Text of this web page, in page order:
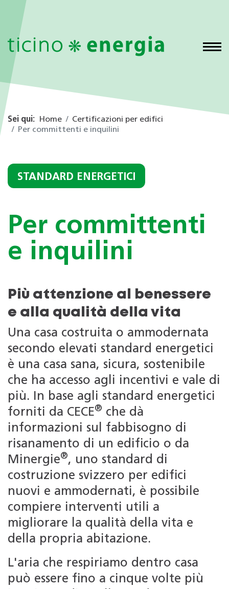
Sei qui: Home
Certificazioni per edifici
Per committenti e inquilini
STANDARD ENERGETICI
Per committenti
e inquilini
Più attenzione al benessere
e alla qualità della vita
Una casa costruita o ammodernata
secondo elevati standard energetici
è una casa sana, sicura, sostenibile
che ha accesso agli incentivi e vale di
più. In base agli standard energetici
forniti da CECE® che dà
informazioni sul fabbisogno di
risanamento di un edificio o da
Minergie®, uno standard di
costruzione svizzero per edifici
nuovi e ammodernati, è possibile
compiere interventi utili a
migliorare la qualità della vita e
della propria abitazione.
L'aria che respiriamo dentro casa
può essere fino a cinque volte più